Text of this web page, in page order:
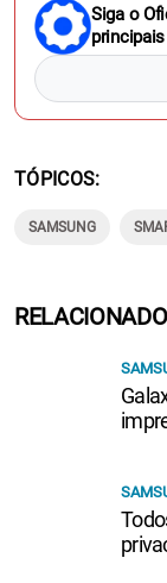
Siga o
TÓPICOS
SAMSUNG